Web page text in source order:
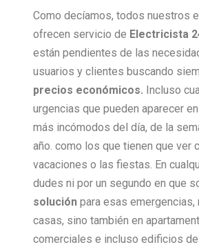
Como decíamos, todos nuestros
ofrecen servicio de Electricista
están pendientes de las
usuarios y clientes buscando
precios económicos. Incluso
urgencias que pueden aparecer
más incómodos del día, de la
año. como los que tienen que ver
vacaciones o las fiestas. En
dudes ni por un segundo en que
solución para esas emergencias,
casas, sino también en
comerciales e incluso edificios